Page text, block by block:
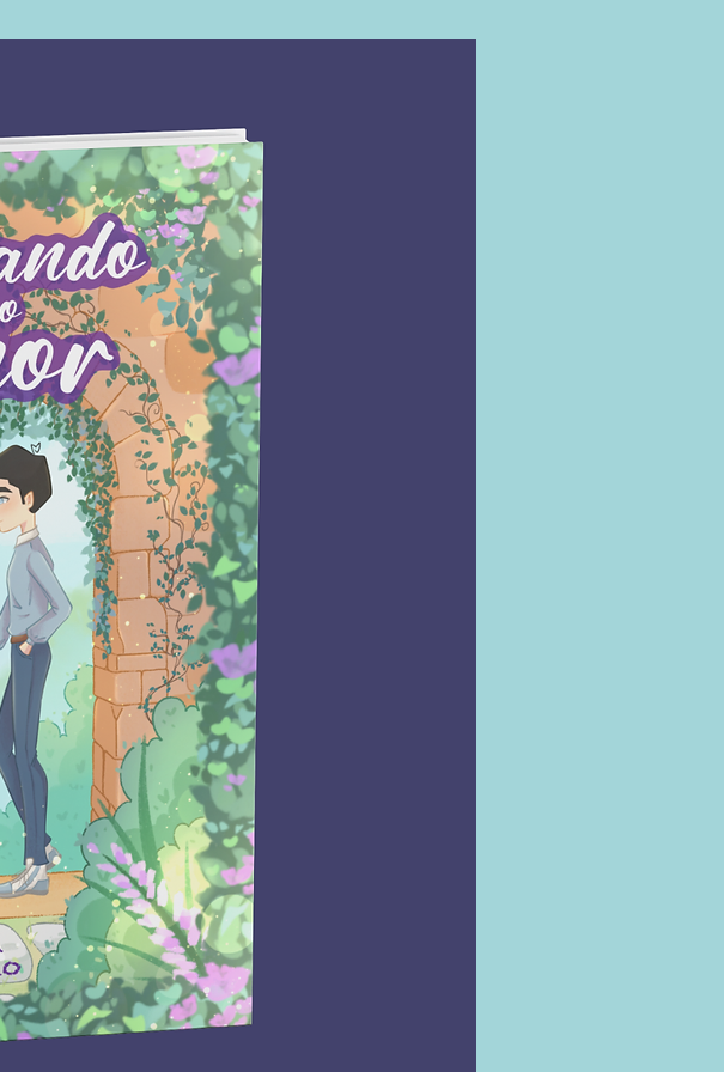
biológica e se familiarizar com suas
raízes japonesas.
Mika passou anos imaginando esse
momento e quase não consegue
acreditar que as duas estão se
conectando. Contudo, quando a
garota diz que planeja visitá-la, Mika
se dá conta de que está longe de ser
a adulta responsável que a jovem
acha que ela é, então decide forjar
alguns aspectos de sua vida
desastrosa.
O que começa com uma mentirinha
inofensiva acaba se tornando uma
grande bola de neve. Mika inventa
uma existência completamente
diferente da sua, em que ela é uma
mulher madura e bem-sucedida na
vida profissional e amorosa. Mas,
apesar dos detalhes não serem
verdadeiros, tudo o que
compartilhou com Penny é real: seus
desejos, sonhos, medos e relação
com a cultura japonesa.